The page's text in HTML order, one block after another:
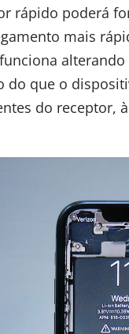
rápido poderá
mais
do que o
do receptor,